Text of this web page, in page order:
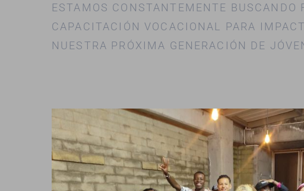
ESTAMOS CONSTANTEMENTE BUSCANDO
CAPACITACIÓN VOCACIONAL PARA
NUESTRA PRÓXIMA GENERACIÓN DE